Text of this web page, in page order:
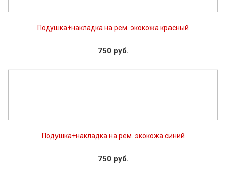
Подушка+накладка на рем. экокожа красный
750 руб.
Подушка+накладка на рем. экокожа синий
750 руб.